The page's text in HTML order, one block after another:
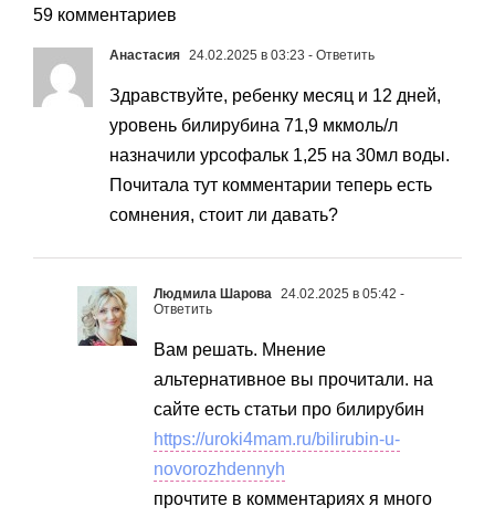
59 комментариев
Анастасия 24.02.2025 в 03:23 - Ответить
Здравствуйте, ребенку месяц и 12 дней,
уровень билирубина 71,9 мкмоль/л
назначили урсофальк 1,25 на 30мл воды.
Почитала тут комментарии теперь есть
сомнения, стоит ли давать?
Людмила Шарова 24.02.2025 в 05:42 -
Ответить
Вам решать. Мнение
альтернативное вы прочитали. на
сайте есть статьи про билирубин
https://uroki4mam.ru/bilirubin-u-
novorozhdennyh
прочтите в комментариях я много